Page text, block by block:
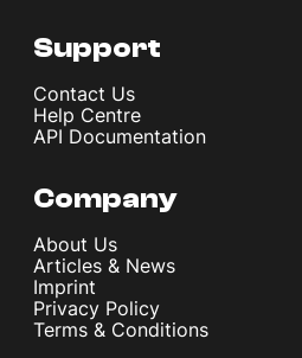
Support
Contact Us
Help Centre
API Documentation
Company
About Us
Articles & News
Imprint
Privacy Policy
Terms & Conditions